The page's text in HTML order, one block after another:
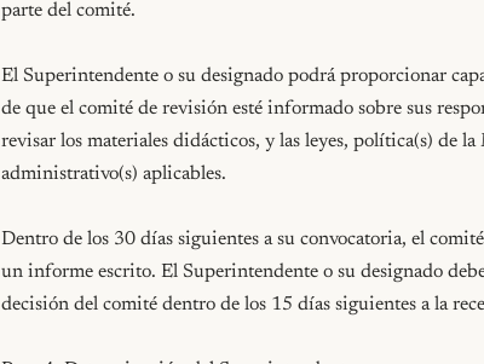
parte del comité.
El Superintendente o su designado podrá proporcionar
de que el comité de revisión esté informado sobre sus
revisar los materiales didácticos, y las leyes, política(s) de
administrativo(s) aplicables.
Dentro de los 30 días siguientes a su convocatoria, el
un informe escrito. El Superintendente o su designado
decisión del comité dentro de los 15 días siguientes a la